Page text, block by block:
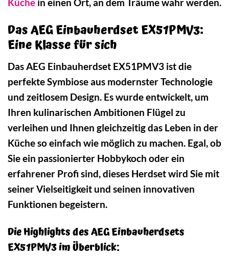
Küche in einen Ort, an dem Träume wahr werden.
Das AEG Einbauherdset EX51PMV3:
Eine Klasse für sich
Das AEG Einbauherdset EX51PMV3 ist die
perfekte Symbiose aus modernster Technologie
und zeitlosem Design. Es wurde entwickelt, um
Ihren kulinarischen Ambitionen Flügel zu
verleihen und Ihnen gleichzeitig das Leben in der
Küche so einfach wie möglich zu machen. Egal, ob
Sie ein passionierter Hobbykoch oder ein
erfahrener Profi sind, dieses Herdset wird Sie mit
seiner Vielseitigkeit und seinen innovativen
Funktionen begeistern.
Die Highlights des AEG Einbauherdsets
EX51PMV3 im Überblick: